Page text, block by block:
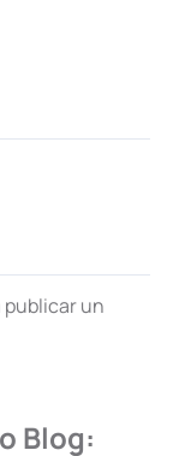
publicar un
Blog: